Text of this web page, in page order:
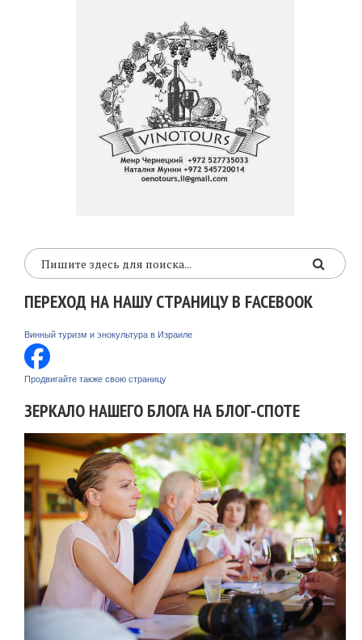
ПЕРЕХОД НА НАШУ СТРАНИЦУ В FACEBOOK
Винный туризм и энокультура в Израиле
Продвигайте также свою страницу
ЗЕРКАЛО НАШЕГО БЛОГА НА БЛОГ-СПОТЕ